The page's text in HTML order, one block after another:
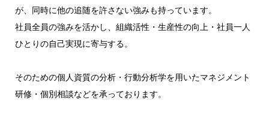
が、同時に他の追随を許さない強みも持っています。
社員全員の強みを活かし、組織活性・生産性の向上・社員一人
ひとりの自己実現に寄与する。
そのための個人資質の分析・行動分析学を用いたマネジメント
研修・個別相談などを承っております。